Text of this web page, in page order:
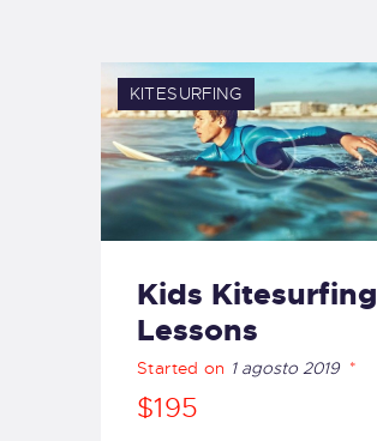
PEDIDOS
KITESURFING
Kids Kitesurfing
Lessons
Started on 1 agosto 2019
$195